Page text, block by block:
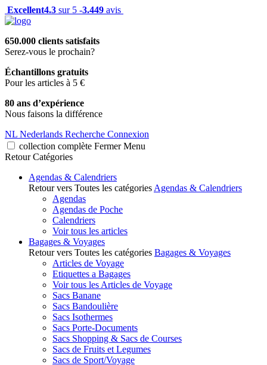
Excellent4.3 sur 5 -3.449 avis
650.000 clients satisfaits
Serez-vous le prochain?
Échantillons gratuits
Pour les articles à 5 €
80 ans d’expérience
Nous faisons la différence
NL Nederlands Recherche Connexion
collection complète Fermer Menu
Retour Catégories
Agendas & Calendriers
Retour vers Toutes les catégories Agendas & Calendriers
Agendas
Agendas de Poche
Calendriers
Voir tous les articles
Bagages & Voyages
Retour vers Toutes les catégories Bagages & Voyages
Articles de Voyage
Etiquettes a Bagages
Voir tous les Articles de Voyage
Sacs Banane
Sacs Bandoulière
Sacs Isothermes
Sacs Porte-Documents
Sacs Shopping & Sacs de Courses
Sacs de Fruits et Legumes
Sacs de Sport/Voyage